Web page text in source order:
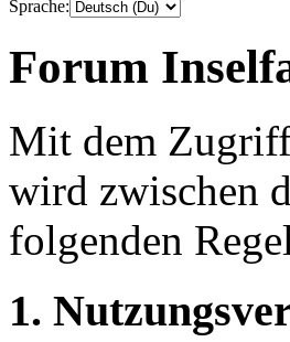
Sprache:
Forum
Mit dem
wird zwischen
folgenden
1.